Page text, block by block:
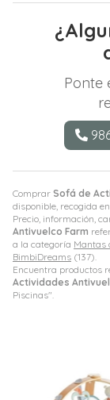
Comprar Sofá de
disponible, recogida
Precio, información,
Antivuelco Farm
a la categoría Mantas
BimbiDreams (137).
Encuentra productos
Actividades
Piscinas".
Ponte